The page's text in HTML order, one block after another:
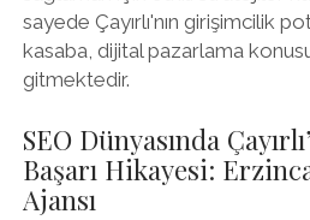
sayede Çayırlı'nın girişimcilik
kasaba, dijital pazarlama
gitmektedir.
SEO Dünyasında
Başarı Hikayesi:
Ajansı